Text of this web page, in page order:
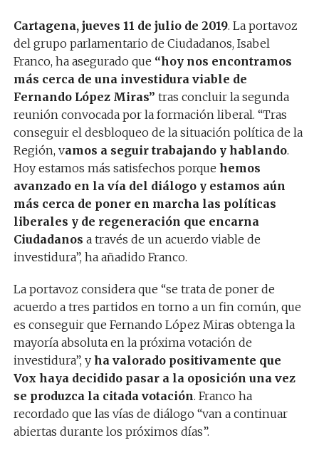
Cartagena, jueves 11 de julio de 2019. La portavoz
del grupo parlamentario de Ciudadanos, Isabel
Franco, ha asegurado que “hoy nos encontramos
más cerca de una investidura viable de
Fernando López Miras” tras concluir la segunda
reunión convocada por la formación liberal. “Tras
conseguir el desbloqueo de la situación política de la
Región, vamos a seguir trabajando y hablando.
Hoy estamos más satisfechos porque hemos
avanzado en la vía del diálogo y estamos aún
más cerca de poner en marcha las políticas
liberales y de regeneración que encarna
Ciudadanos a través de un acuerdo viable de
investidura”, ha añadido Franco.
La portavoz considera que “se trata de poner de
acuerdo a tres partidos en torno a un fin común, que
es conseguir que Fernando López Miras obtenga la
mayoría absoluta en la próxima votación de
investidura”, y ha valorado positivamente que
Vox haya decidido pasar a la oposición una vez
se produzca la citada votación. Franco ha
recordado que las vías de diálogo “van a continuar
abiertas durante los próximos días”.